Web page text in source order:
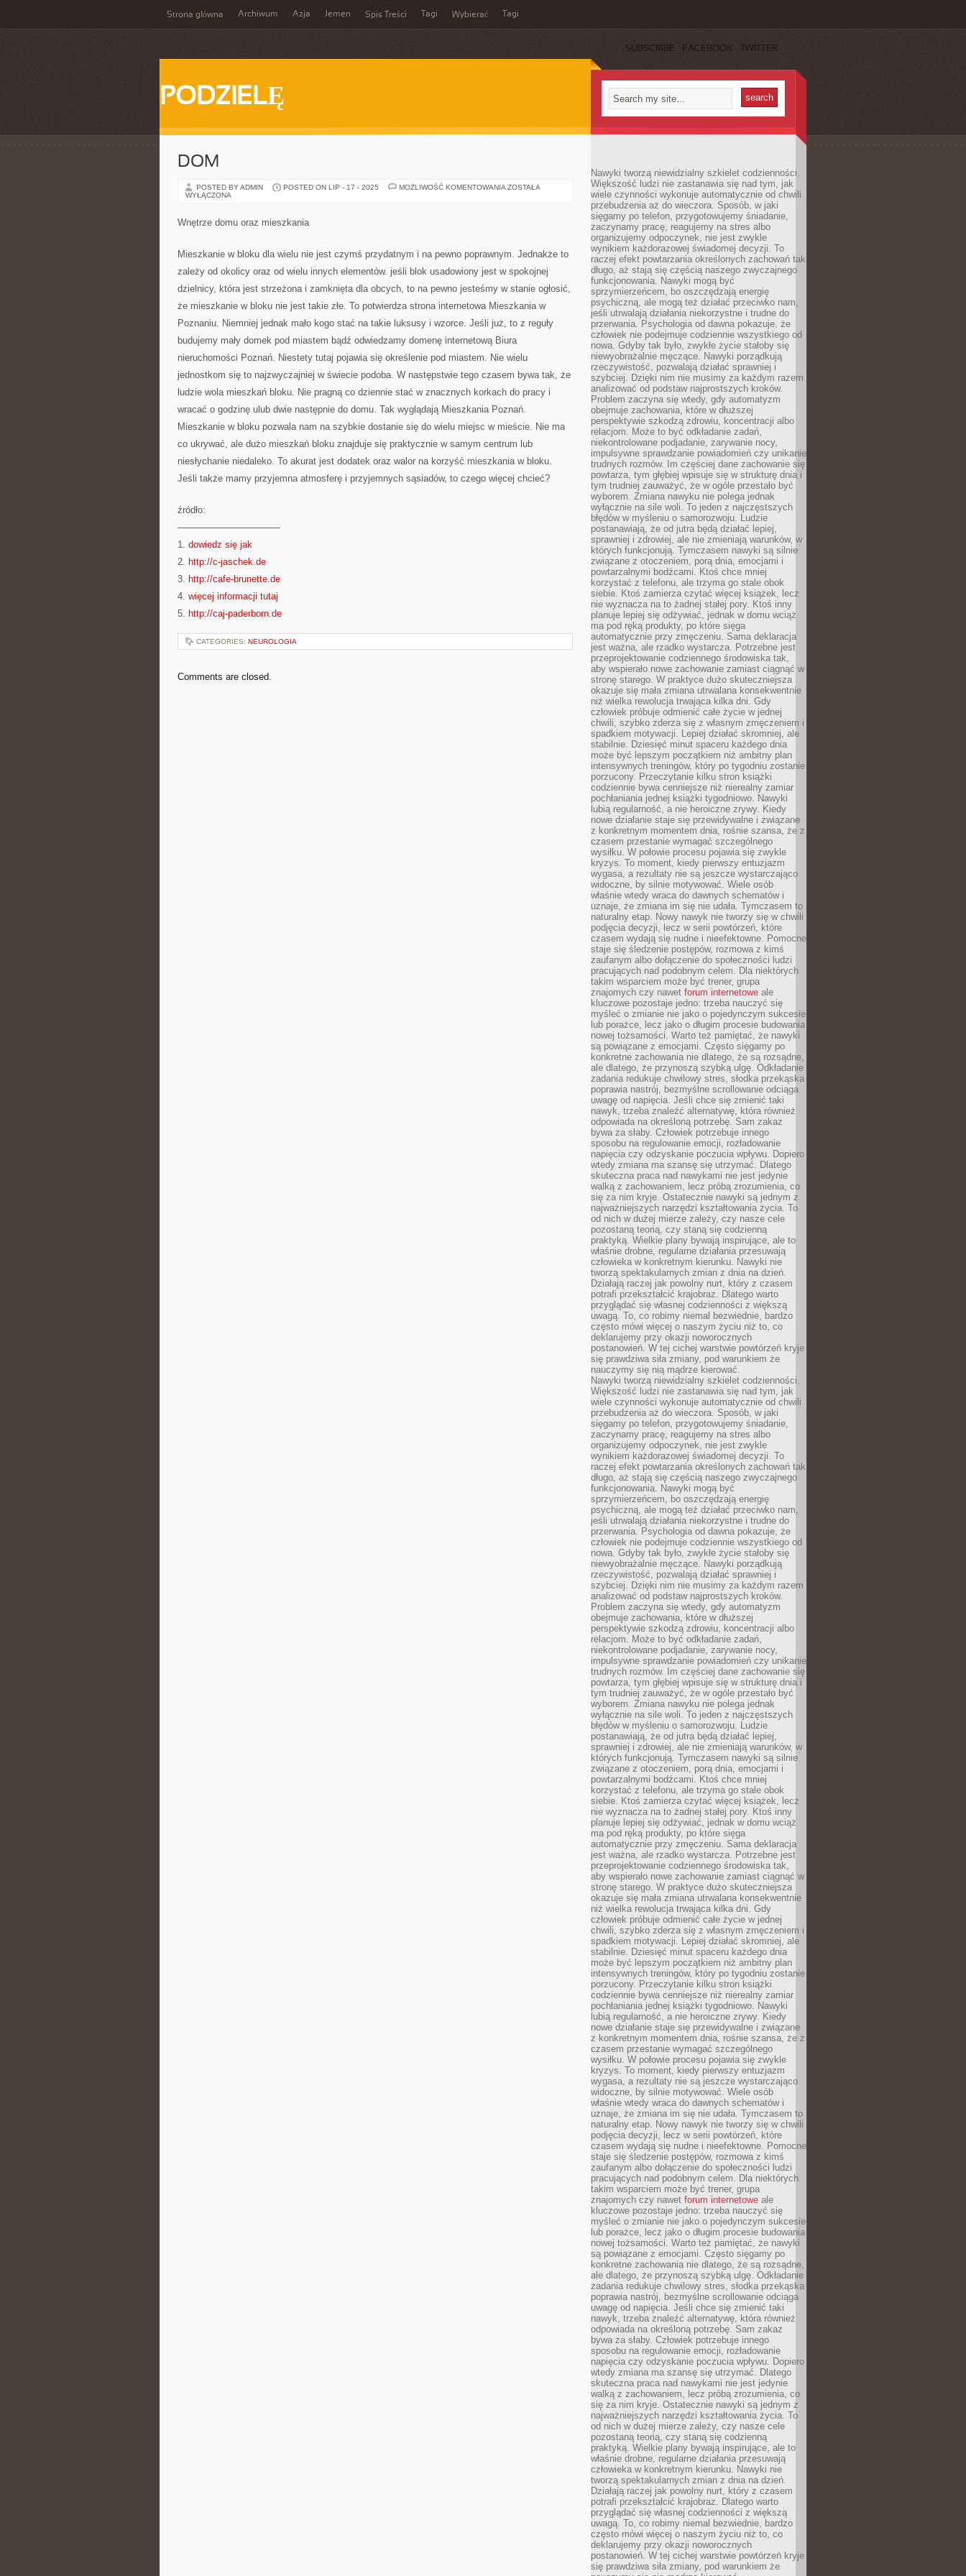
Strona główna Archiwum Azja Jemen Spis Treści Tagi Wybierać Tagi
SUBSCRIBE FACEBOOK TWITTER
PODZIELĘ
DOM
POSTED BY ADMIN POSTED ON LIP - 17 - 2025 MOŻLIWOŚĆ KOMENTOWANIA DOM
ZOSTAŁA
WYŁĄCZONA
Wnętrze domu oraz mieszkania
Mieszkanie w bloku dla wielu nie jest czymś przydatnym i na pewno poprawnym. Jednakże to
zależy od okolicy oraz od wielu innych elementów. jeśli blok usadowiony jest w spokojnej
dzielnicy, która jest strzeżona i zamknięta dla obcych, to na pewno jesteśmy w stanie ogłosić,
że mieszkanie w bloku nie jest takie złe. To potwierdza strona internetowa Mieszkania w
Poznaniu. Niemniej jednak mało kogo stać na takie luksusy i wzorce. Jeśli już, to z reguły
budujemy mały domek pod miastem bądź odwiedzamy domenę internetową Biura
nieruchomości Poznań. Niestety tutaj pojawia się określenie pod miastem. Nie wielu
jednostkom się to najzwyczajniej w świecie podoba. W następstwie tego czasem bywa tak, że
ludzie wola mieszkań bloku. Nie pragną co dziennie stać w znacznych korkach do pracy i
wracać o godzinę ulub dwie następnie do domu. Tak wyglądają Mieszkania Poznań.
Mieszkanie w bloku pozwala nam na szybkie dostanie się do wielu miejsc w mieście. Nie ma
co ukrywać, ale dużo mieszkań bloku znajduje się praktycznie w samym centrum lub
niesłychanie niedaleko. To akurat jest dodatek oraz walor na korzyść mieszkania w bloku.
Jeśli także mamy przyjemna atmosferę i przyjemnych sąsiadów, to czego więcej chcieć?
źródło:
———————————
1. dowiedz się jak
2. http://c-jaschek.de
3. http://cafe-brunette.de
4. więcej informacji tutaj
5. http://caj-paderborn.de
CATEGORIES: NEUROLOGIA
Comments are closed.
Nawyki tworzą niewidzialny szkielet codzienności.
Większość ludzi nie zastanawia się nad tym, jak
wiele czynności wykonuje automatycznie od chwili
przebudzenia aż do wieczora. Sposób, w jaki
sięgamy po telefon, przygotowujemy śniadanie,
zaczynamy pracę, reagujemy na stres albo
organizujemy odpoczynek, nie jest zwykle
wynikiem każdorazowej świadomej decyzji. To
raczej efekt powtarzania określonych zachowań tak
długo, aż stają się częścią naszego zwyczajnego
funkcjonowania. Nawyki mogą być
sprzymierzeńcem, bo oszczędzają energię
psychiczną, ale mogą też działać przeciwko nam,
jeśli utrwalają działania niekorzystne i trudne do
przerwania. Psychologia od dawna pokazuje, że
człowiek nie podejmuje codziennie wszystkiego od
nowa. Gdyby tak było, zwykłe życie stałoby się
niewyobrażalnie męczące. Nawyki porządkują
rzeczywistość, pozwalają działać sprawniej i
szybciej. Dzięki nim nie musimy za każdym razem
analizować od podstaw najprostszych kroków.
Problem zaczyna się wtedy, gdy automatyzm
obejmuje zachowania, które w dłuższej
perspektywie szkodzą zdrowiu, koncentracji albo
relacjom. Może to być odkładanie zadań,
niekontrolowane podjadanie, zarywanie nocy,
impulsywne sprawdzanie powiadomień czy unikanie
trudnych rozmów. Im częściej dane zachowanie się
powtarza, tym głębiej wpisuje się w strukturę dnia i
tym trudniej zauważyć, że w ogóle przestało być
wyborem. Zmiana nawyku nie polega jednak
wyłącznie na sile woli. To jeden z najczęstszych
błędów w myśleniu o samorozwoju. Ludzie
postanawiają, że od jutra będą działać lepiej,
sprawniej i zdrowiej, ale nie zmieniają warunków, w
których funkcjonują. Tymczasem nawyki są silnie
związane z otoczeniem, porą dnia, emocjami i
powtarzalnymi bodźcami. Ktoś chce mniej
korzystać z telefonu, ale trzyma go stale obok
siebie. Ktoś zamierza czytać więcej książek, lecz
nie wyznacza na to żadnej stałej pory. Ktoś inny
planuje lepiej się odżywiać, jednak w domu wciąż
ma pod ręką produkty, po które sięga
automatycznie przy zmęczeniu. Sama deklaracja
jest ważna, ale rzadko wystarcza. Potrzebne jest
przeprojektowanie codziennego środowiska tak,
aby wspierało nowe zachowanie zamiast ciągnąć w
stronę starego. W praktyce dużo skuteczniejsza
okazuje się mała zmiana utrwalana konsekwentnie
niż wielka rewolucja trwająca kilka dni. Gdy
człowiek próbuje odmienić całe życie w jednej
chwili, szybko zderza się z własnym zmęczeniem i
spadkiem motywacji. Lepiej działać skromniej, ale
stabilnie. Dziesięć minut spaceru każdego dnia
może być lepszym początkiem niż ambitny plan
intensywnych treningów, który po tygodniu zostanie
porzucony. Przeczytanie kilku stron książki
codziennie bywa cenniejsze niż nierealny zamiar
pochłaniania jednej książki tygodniowo. Nawyki
lubią regularność, a nie heroiczne zrywy. Kiedy
nowe działanie staje się przewidywalne i związane
z konkretnym momentem dnia, rośnie szansa, że z
czasem przestanie wymagać szczególnego
wysiłku. W połowie procesu pojawia się zwykle
kryzys. To moment, kiedy pierwszy entuzjazm
wygasa, a rezultaty nie są jeszcze wystarczająco
widoczne, by silnie motywować. Wiele osób
właśnie wtedy wraca do dawnych schematów i
uznaje, że zmiana im się nie udała. Tymczasem to
naturalny etap. Nowy nawyk nie tworzy się w chwili
podjęcia decyzji, lecz w serii powtórzeń, które
czasem wydają się nudne i nieefektowne. Pomocne
staje się śledzenie postępów, rozmowa z kimś
zaufanym albo dołączenie do społeczności ludzi
pracujących nad podobnym celem. Dla niektórych
takim wsparciem może być trener, grupa
znajomych czy nawet forum internetowe ale
kluczowe pozostaje jedno: trzeba nauczyć się
myśleć o zmianie nie jako o pojedynczym sukcesie
lub porażce, lecz jako o długim procesie budowania
nowej tożsamości. Warto też pamiętać, że nawyki
są powiązane z emocjami. Często sięgamy po
konkretne zachowania nie dlatego, że są rozsądne,
ale dlatego, że przynoszą szybką ulgę. Odkładanie
zadania redukuje chwilowy stres, słodka przekąska
poprawia nastrój, bezmyślne scrollowanie odciąga
uwagę od napięcia. Jeśli chce się zmienić taki
nawyk, trzeba znaleźć alternatywę, która również
odpowiada na określoną potrzebę. Sam zakaz
bywa za słaby. Człowiek potrzebuje innego
sposobu na regulowanie emocji, rozładowanie
napięcia czy odzyskanie poczucia wpływu. Dopiero
wtedy zmiana ma szansę się utrzymać. Dlatego
skuteczna praca nad nawykami nie jest jedynie
walką z zachowaniem, lecz próbą zrozumienia, co
się za nim kryje. Ostatecznie nawyki są jednym z
najważniejszych narzędzi kształtowania życia. To
od nich w dużej mierze zależy, czy nasze cele
pozostaną teorią, czy staną się codzienną
praktyką. Wielkie plany bywają inspirujące, ale to
właśnie drobne, regularne działania przesuwają
człowieka w konkretnym kierunku. Nawyki nie
tworzą spektakularnych zmian z dnia na dzień.
Działają raczej jak powolny nurt, który z czasem
potrafi przekształcić krajobraz. Dlatego warto
przyglądać się własnej codzienności z większą
uwagą. To, co robimy niemal bezwiednie, bardzo
często mówi więcej o naszym życiu niż to, co
deklarujemy przy okazji noworocznych
postanowień. W tej cichej warstwie powtórzeń kryje
się prawdziwa siła zmiany, pod warunkiem że
nauczymy się nią mądrze kierować.
Nawyki tworzą niewidzialny szkielet codzienności.
Większość ludzi nie zastanawia się nad tym, jak
wiele czynności wykonuje automatycznie od chwili
przebudzenia aż do wieczora. Sposób, w jaki
sięgamy po telefon, przygotowujemy śniadanie,
zaczynamy pracę, reagujemy na stres albo
organizujemy odpoczynek, nie jest zwykle
wynikiem każdorazowej świadomej decyzji. To
raczej efekt powtarzania określonych zachowań tak
długo, aż stają się częścią naszego zwyczajnego
funkcjonowania. Nawyki mogą być
sprzymierzeńcem, bo oszczędzają energię
psychiczną, ale mogą też działać przeciwko nam,
jeśli utrwalają działania niekorzystne i trudne do
przerwania. Psychologia od dawna pokazuje, że
człowiek nie podejmuje codziennie wszystkiego od
nowa. Gdyby tak było, zwykłe życie stałoby się
niewyobrażalnie męczące. Nawyki porządkują
rzeczywistość, pozwalają działać sprawniej i
szybciej. Dzięki nim nie musimy za każdym razem
analizować od podstaw najprostszych kroków.
Problem zaczyna się wtedy, gdy automatyzm
obejmuje zachowania, które w dłuższej
perspektywie szkodzą zdrowiu, koncentracji albo
relacjom. Może to być odkładanie zadań,
niekontrolowane podjadanie, zarywanie nocy,
impulsywne sprawdzanie powiadomień czy unikanie
trudnych rozmów. Im częściej dane zachowanie się
powtarza, tym głębiej wpisuje się w strukturę dnia i
tym trudniej zauważyć, że w ogóle przestało być
wyborem. Zmiana nawyku nie polega jednak
wyłącznie na sile woli. To jeden z najczęstszych
błędów w myśleniu o samorozwoju. Ludzie
postanawiają, że od jutra będą działać lepiej,
sprawniej i zdrowiej, ale nie zmieniają warunków, w
których funkcjonują. Tymczasem nawyki są silnie
związane z otoczeniem, porą dnia, emocjami i
powtarzalnymi bodźcami. Ktoś chce mniej
korzystać z telefonu, ale trzyma go stale obok
siebie. Ktoś zamierza czytać więcej książek, lecz
nie wyznacza na to żadnej stałej pory. Ktoś inny
planuje lepiej się odżywiać, jednak w domu wciąż
ma pod ręką produkty, po które sięga
automatycznie przy zmęczeniu. Sama deklaracja
jest ważna, ale rzadko wystarcza. Potrzebne jest
przeprojektowanie codziennego środowiska tak,
aby wspierało nowe zachowanie zamiast ciągnąć w
stronę starego. W praktyce dużo skuteczniejsza
okazuje się mała zmiana utrwalana konsekwentnie
niż wielka rewolucja trwająca kilka dni. Gdy
człowiek próbuje odmienić całe życie w jednej
chwili, szybko zderza się z własnym zmęczeniem i
spadkiem motywacji. Lepiej działać skromniej, ale
stabilnie. Dziesięć minut spaceru każdego dnia
może być lepszym początkiem niż ambitny plan
intensywnych treningów, który po tygodniu zostanie
porzucony. Przeczytanie kilku stron książki
codziennie bywa cenniejsze niż nierealny zamiar
pochłaniania jednej książki tygodniowo. Nawyki
lubią regularność, a nie heroiczne zrywy. Kiedy
nowe działanie staje się przewidywalne i związane
z konkretnym momentem dnia, rośnie szansa, że z
czasem przestanie wymagać szczególnego
wysiłku. W połowie procesu pojawia się zwykle
kryzys. To moment, kiedy pierwszy entuzjazm
wygasa, a rezultaty nie są jeszcze wystarczająco
widoczne, by silnie motywować. Wiele osób
właśnie wtedy wraca do dawnych schematów i
uznaje, że zmiana im się nie udała. Tymczasem to
naturalny etap. Nowy nawyk nie tworzy się w chwili
podjęcia decyzji, lecz w serii powtórzeń, które
czasem wydają się nudne i nieefektowne. Pomocne
staje się śledzenie postępów, rozmowa z kimś
zaufanym albo dołączenie do społeczności ludzi
pracujących nad podobnym celem. Dla niektórych
takim wsparciem może być trener, grupa
znajomych czy nawet forum internetowe ale
kluczowe pozostaje jedno: trzeba nauczyć się
myśleć o zmianie nie jako o pojedynczym sukcesie
lub porażce, lecz jako o długim procesie budowania
nowej tożsamości. Warto też pamiętać, że nawyki
są powiązane z emocjami. Często sięgamy po
konkretne zachowania nie dlatego, że są rozsądne,
ale dlatego, że przynoszą szybką ulgę. Odkładanie
zadania redukuje chwilowy stres, słodka przekąska
poprawia nastrój, bezmyślne scrollowanie odciąga
uwagę od napięcia. Jeśli chce się zmienić taki
nawyk, trzeba znaleźć alternatywę, która również
odpowiada na określoną potrzebę. Sam zakaz
bywa za słaby. Człowiek potrzebuje innego
sposobu na regulowanie emocji, rozładowanie
napięcia czy odzyskanie poczucia wpływu. Dopiero
wtedy zmiana ma szansę się utrzymać. Dlatego
skuteczna praca nad nawykami nie jest jedynie
walką z zachowaniem, lecz próbą zrozumienia, co
się za nim kryje. Ostatecznie nawyki są jednym z
najważniejszych narzędzi kształtowania życia. To
od nich w dużej mierze zależy, czy nasze cele
pozostaną teorią, czy staną się codzienną
praktyką. Wielkie plany bywają inspirujące, ale to
właśnie drobne, regularne działania przesuwają
człowieka w konkretnym kierunku. Nawyki nie
tworzą spektakularnych zmian z dnia na dzień.
Działają raczej jak powolny nurt, który z czasem
potrafi przekształcić krajobraz. Dlatego warto
przyglądać się własnej codzienności z większą
uwagą. To, co robimy niemal bezwiednie, bardzo
często mówi więcej o naszym życiu niż to, co
deklarujemy przy okazji noworocznych
postanowień. W tej cichej warstwie powtórzeń kryje
się prawdziwa siła zmiany, pod warunkiem że